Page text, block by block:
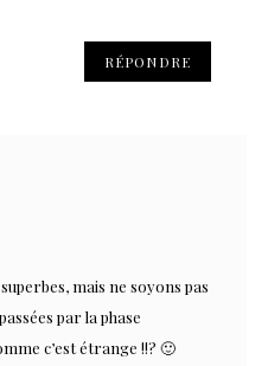
RÉPONDRE
mais ne soyons pas
par la phase
c’est étrange !!? 🙂